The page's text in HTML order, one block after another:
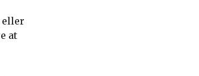
eller
at